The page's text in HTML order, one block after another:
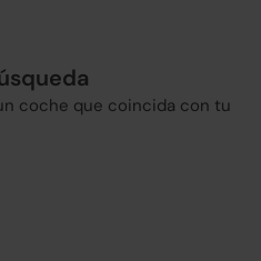
coche que coincida con tu